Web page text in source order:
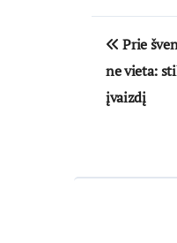
tarp
įrašų
Prie
ne vieta:
įvaizdį